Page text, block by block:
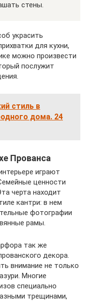
стены.
украсить
для кухни,
можно произвести
послужит
стиль в
дома. 24
Прованса
играют
ценности
черта находит
кантри: в нем
фотографии
рамы.
так же
декора.
внимание не только
Многие
специально
трещинами,